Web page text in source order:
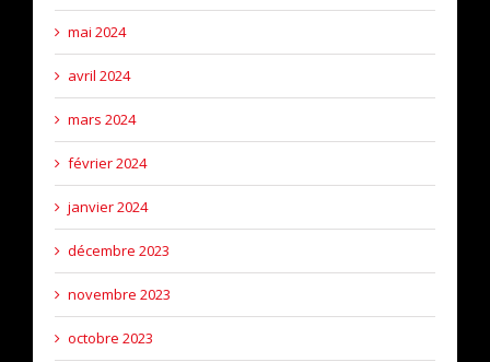
mai 2024
avril 2024
mars 2024
février 2024
janvier 2024
décembre 2023
novembre 2023
octobre 2023